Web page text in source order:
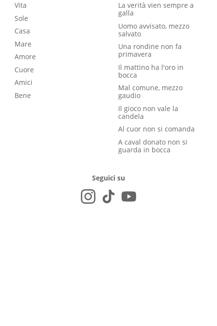
Vita
Sole
Casa
Mare
Amore
Cuore
Amici
Bene
La verità vien sempre a
galla
Uomo avvisato, mezzo
salvato
Una rondine non fa
primavera
Il mattino ha l'oro in
bocca
Mal comune, mezzo
gaudio
Il gioco non vale la
candela
Al cuor non si comanda
A caval donato non si
guarda in bocca
Seguici su